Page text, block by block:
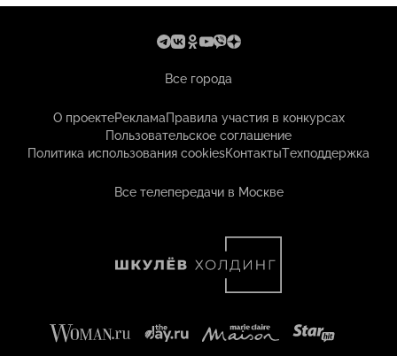
Все города
О проектеРекламаПравила участия в конкурсах
Пользовательское соглашение
Политика использования cookiesКонтактыТехподдержка
Все телепередачи в Москве